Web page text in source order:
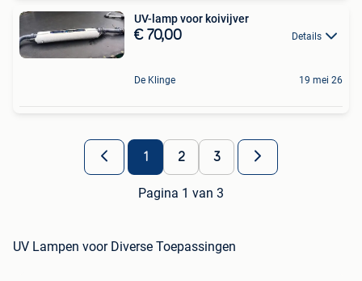
UV-lamp voor koivijver
€ 70,00 Details
De Klinge 19 mei 26
1 2 3
Pagina 1 van 3
UV Lampen voor Diverse Toepassingen